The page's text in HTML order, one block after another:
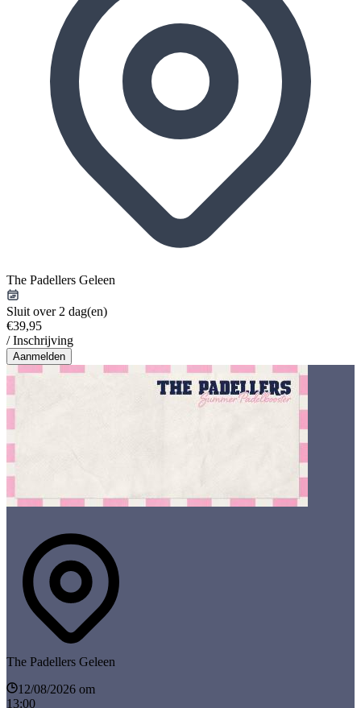
The Padellers Geleen
Sluit over 2 dag(en)
€39,95
/ Inschrijving
Aanmelden
The Padellers Geleen
12/08/2026 om
13:00